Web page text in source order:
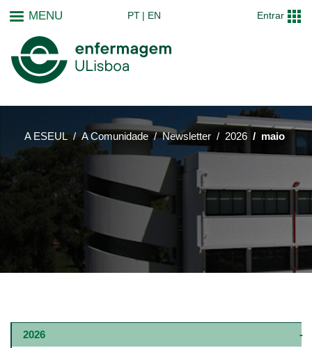
MENU PT EN Entrar
A ESEUL A Comunidade Newsletter 2026 maio
Main
navigation
2026